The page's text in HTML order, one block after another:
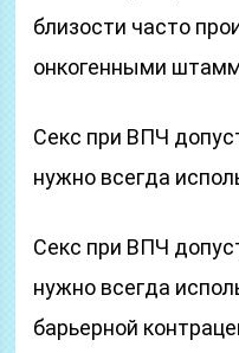
близости часто
онкогенными
Секс при ВПЧ
нужно всегда
Секс при ВПЧ
нужно всегда
барьерной